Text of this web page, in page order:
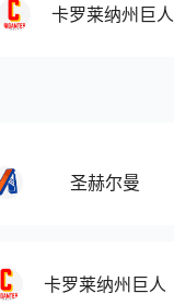
卡罗莱纳州巨人
圣赫尔曼
卡罗莱纳州巨人